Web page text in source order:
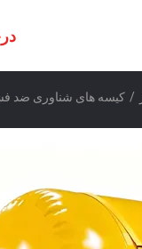
/ کیسه های شناوری ضد